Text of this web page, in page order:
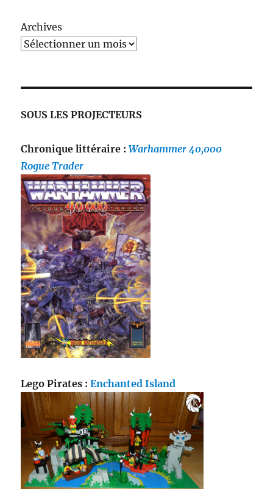
Archives
SOUS LES PROJECTEURS
Chronique littéraire :Warhammer 40,000
Rogue Trader
Lego Pirates :Enchanted Island